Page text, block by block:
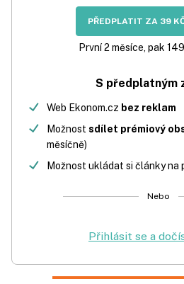
PŘEDPLATIT ZA 39
První 2 měsíce, pak
S předplatným
Web Ekonom.cz bez reklam
Možnost sdílet prémiový
měsíčně)
Možnost ukládat si články na
Nebo
Přihlásit se a